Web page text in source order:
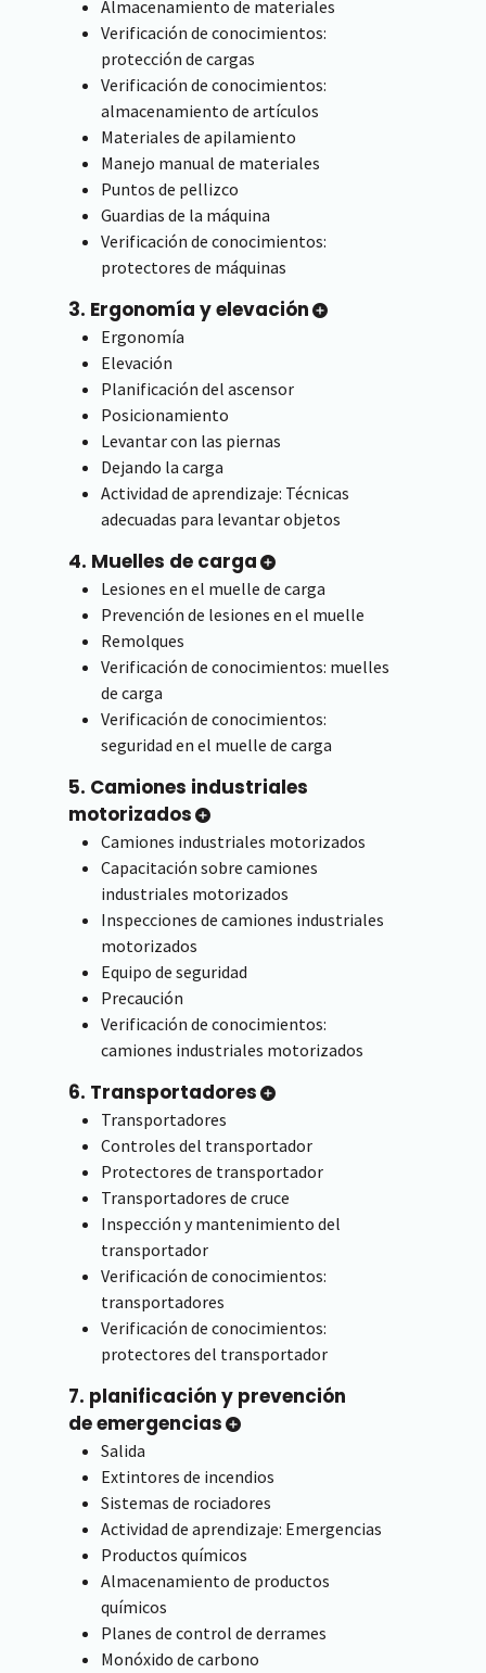
Almacenamiento de materiales
Verificación de conocimientos:
protección de cargas
Verificación de conocimientos:
almacenamiento de artículos
Materiales de apilamiento
Manejo manual de materiales
Puntos de pellizco
Guardias de la máquina
Verificación de conocimientos:
protectores de máquinas
3. Ergonomía y elevación
Ergonomía
Elevación
Planificación del ascensor
Posicionamiento
Levantar con las piernas
Dejando la carga
Actividad de aprendizaje: Técnicas
adecuadas para levantar objetos
4. Muelles de carga
Lesiones en el muelle de carga
Prevención de lesiones en el muelle
Remolques
Verificación de conocimientos: muelles
de carga
Verificación de conocimientos:
seguridad en el muelle de carga
5. Camiones industriales
motorizados
Camiones industriales motorizados
Capacitación sobre camiones
industriales motorizados
Inspecciones de camiones industriales
motorizados
Equipo de seguridad
Precaución
Verificación de conocimientos:
camiones industriales motorizados
6. Transportadores
Transportadores
Controles del transportador
Protectores de transportador
Transportadores de cruce
Inspección y mantenimiento del
transportador
Verificación de conocimientos:
transportadores
Verificación de conocimientos:
protectores del transportador
7. planificación y prevención
de emergencias
Salida
Extintores de incendios
Sistemas de rociadores
Actividad de aprendizaje: Emergencias
Productos químicos
Almacenamiento de productos
químicos
Planes de control de derrames
Monóxido de carbono